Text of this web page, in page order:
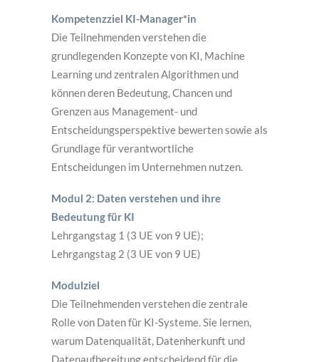
Kompetenzziel KI-Manager*in
Die Teilnehmenden verstehen die
grundlegenden Konzepte von KI, Machine
Learning und zentralen Algorithmen und
können deren Bedeutung, Chancen und
Grenzen aus Management- und
Entscheidungsperspektive bewerten sowie als
Grundlage für verantwortliche
Entscheidungen im Unternehmen nutzen.
Modul 2: Daten verstehen und ihre
Bedeutung für KI
Lehrgangstag 1 (3 UE von 9 UE);
Lehrgangstag 2 (3 UE von 9 UE)
Modulziel
Die Teilnehmenden verstehen die zentrale
Rolle von Daten für KI-Systeme. Sie lernen,
warum Datenqualität, Datenherkunft und
Datenaufbereitung entscheidend für die